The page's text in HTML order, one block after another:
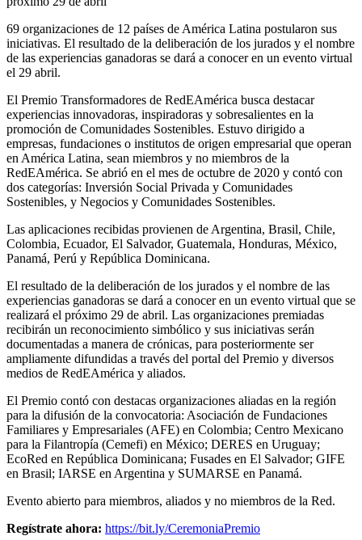
69 organizaciones de 12 países de América Latina postularon sus
iniciativas. El resultado de la deliberación de los jurados y el nombre
de las experiencias ganadoras se dará a conocer en un evento virtual
el 29 abril.
El Premio Transformadores de RedEAmérica busca destacar
experiencias innovadoras, inspiradoras y sobresalientes en la
promoción de Comunidades Sostenibles. Estuvo dirigido a
empresas, fundaciones o institutos de origen empresarial que operan
en América Latina, sean miembros y no miembros de la
RedEAmérica. Se abrió en el mes de octubre de 2020 y contó con
dos categorías: Inversión Social Privada y Comunidades
Sostenibles, y Negocios y Comunidades Sostenibles.
Las aplicaciones recibidas provienen de Argentina, Brasil, Chile,
Colombia, Ecuador, El Salvador, Guatemala, Honduras, México,
Panamá, Perú y República Dominicana.
El resultado de la deliberación de los jurados y el nombre de las
experiencias ganadoras se dará a conocer en un evento virtual que se
realizará el próximo 29 de abril. Las organizaciones premiadas
recibirán un reconocimiento simbólico y sus iniciativas serán
documentadas a manera de crónicas, para posteriormente ser
ampliamente difundidas a través del portal del Premio y diversos
medios de RedEAmérica y aliados.
El Premio contó con destacas organizaciones aliadas en la región
para la difusión de la convocatoria: Asociación de Fundaciones
Familiares y Empresariales (AFE) en Colombia; Centro Mexicano
para la Filantropía (Cemefi) en México; DERES en Uruguay;
EcoRed en República Dominicana; Fusades en El Salvador; GIFE
en Brasil; IARSE en Argentina y SUMARSE en Panamá.
Evento abierto para miembros, aliados y no miembros de la Red.
Regístrate ahora: https://bit.ly/CeremoniaPremio